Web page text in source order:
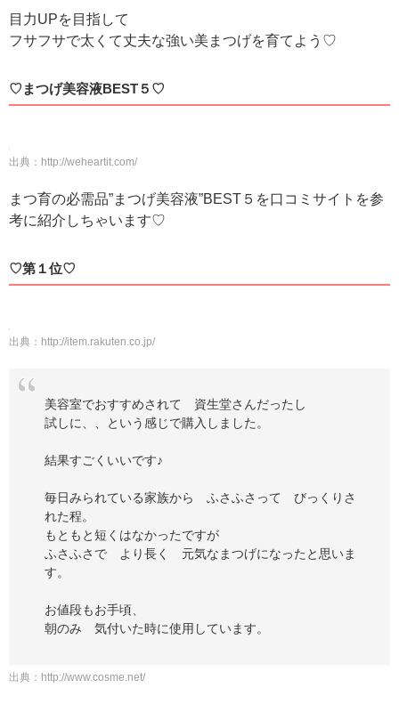
目力UPを目指して
フサフサで太くて丈夫な強い美まつげを育てよう♡
♡まつげ美容液BEST５♡
出典： http://weheartit.com/
まつ育の必需品”まつげ美容液”BEST５を口コミサイトを参
考に紹介しちゃいます♡
♡第１位♡
出典： http://item.rakuten.co.jp/
美容室でおすすめされて 資生堂さんだったし
試しに、、という感じで購入しました。
結果すごくいいです♪
毎日みられている家族から ふさふさって びっくりさ
れた程。
もともと短くはなかったですが
ふさふさで より長く 元気なまつげになったと思いま
す。
お値段もお手頃、
朝のみ 気付いた時に使用しています。
出典： http://www.cosme.net/